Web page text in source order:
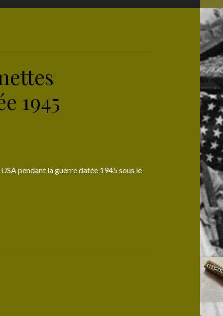
1945
pendant la guerre datée 1945 sous le